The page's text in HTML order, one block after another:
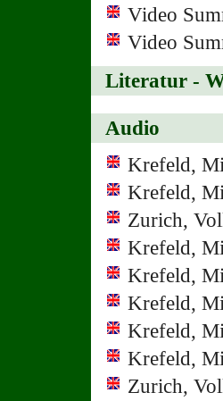
Video
Video
Literatur -
Audio
Krefeld,
Krefeld,
Zurich,
Krefeld,
Krefeld,
Krefeld,
Krefeld,
Krefeld,
Zurich,